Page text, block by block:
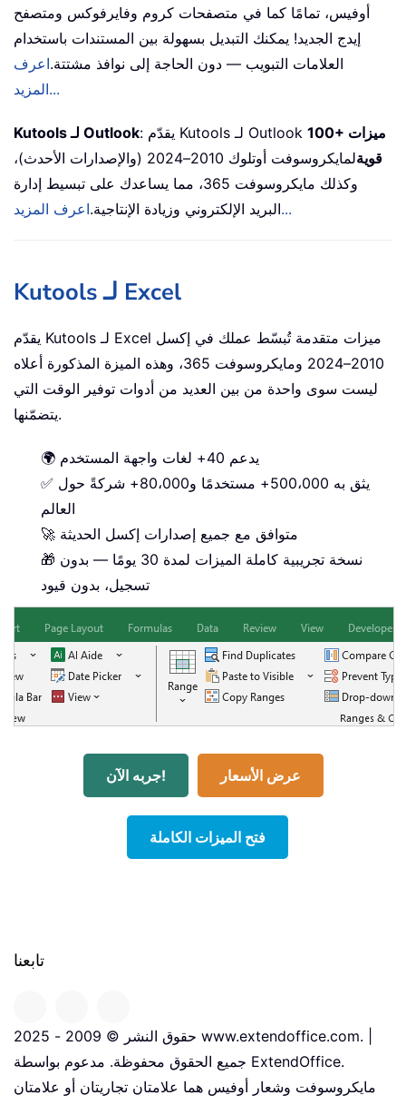
أوفيس، تمامًا كما في متصفحات كروم وفايرفوكس ومتصفح
إيدج الجديد! يمكنك التبديل بسهولة بين المستندات باستخدام
العلامات التبويب — دون الحاجة إلى نوافذ مشتتة.اعرف
المزيد...
Kutools لـ Outlook : يقدّم Kutools لـ Outlook 100+ ميزات
قوية
لمايكروسوفت أوتلوك 2010–2024 (والإصدارات الأحدث)،
وكذلك مايكروسوفت 365، مما يساعدك على تبسيط إدارة
البريد الإلكتروني وزيادة الإنتاجية.اعرف المزيد...
Kutools لـ Excel
يقدّم Kutools لـ Excel ميزات متقدمة تُبسّط عملك في إكسل
2010–2024 ومايكروسوفت 365، وهذه الميزة المذكورة أعلاه
ليست سوى واحدة من بين العديد من أدوات توفير الوقت التي
يتضمّنها.
🌍 يدعم 40+ لغات واجهة المستخدم
✅ يثق به 500،000+ مستخدمًا و80،000+ شركةً حول
العالم
🚀 متوافق مع جميع إصدارات إكسل الحديثة
🎁 نسخة تجريبية كاملة الميزات لمدة 30 يومًا — بدون
تسجيل، بدون قيود
جربه الآن! عرض الأسعار
فتح الميزات الكاملة
تابعنا
حقوق النشر © 2009 - 2025 www.extendoffice.com. |
جميع الحقوق محفوظة. مدعوم بواسطة ExtendOffice.
مايكروسوفت وشعار أوفيس هما علامتان تجاريتان أو علامتان